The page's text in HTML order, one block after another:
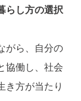
らし方の選択
がら、自分の
協働し、社会
方が当たり